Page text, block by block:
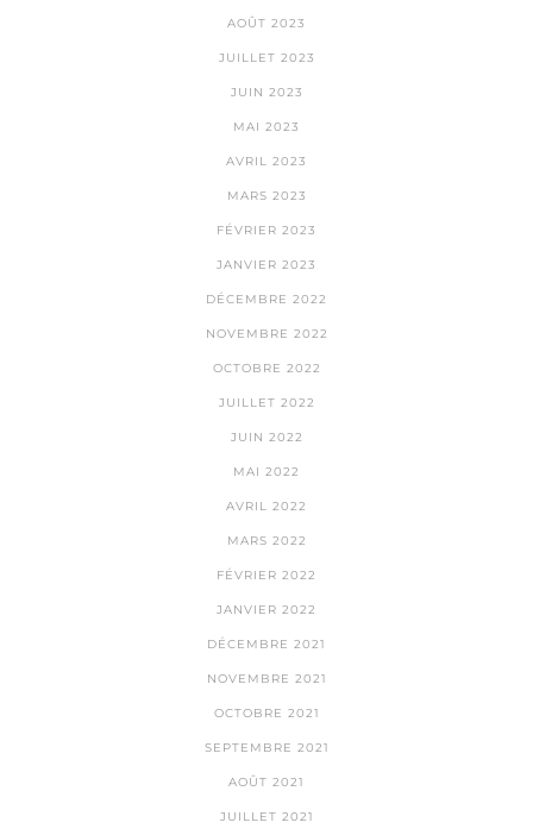
AOÛT 2023
JUILLET 2023
JUIN 2023
MAI 2023
AVRIL 2023
MARS 2023
FÉVRIER 2023
JANVIER 2023
DÉCEMBRE 2022
NOVEMBRE 2022
OCTOBRE 2022
JUILLET 2022
JUIN 2022
MAI 2022
AVRIL 2022
MARS 2022
FÉVRIER 2022
JANVIER 2022
DÉCEMBRE 2021
NOVEMBRE 2021
OCTOBRE 2021
SEPTEMBRE 2021
AOÛT 2021
JUILLET 2021